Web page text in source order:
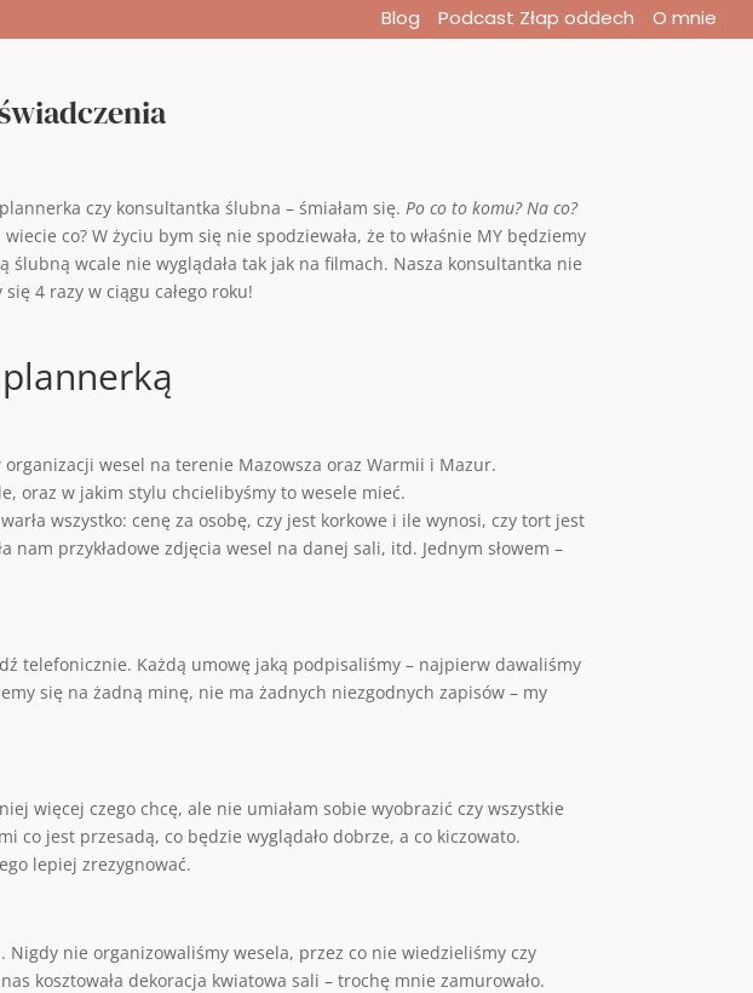
Blog Podcast Złap oddech O mnie
czy konsultantka ślubna – śmiałam się. Po co to komu? Na co?
co? W życiu bym się nie spodziewała, że to właśnie MY będziemy
wcale nie wyglądała tak jak na filmach. Nasza konsultantka nie
4 razy w ciągu całego roku!
organizacji wesel na terenie Mazowsza oraz Warmii i Mazur.
oraz w jakim stylu chcielibyśmy to wesele mieć.
wszystko: cenę za osobę, czy jest korkowe i ile wynosi, czy tort jest
nam przykładowe zdjęcia wesel na danej sali, itd. Jednym słowem –
telefonicznie. Każdą umowę jaką podpisaliśmy – najpierw dawaliśmy
się na żadną minę, nie ma żadnych niezgodnych zapisów – my
więcej czego chcę, ale nie umiałam sobie wyobrazić czy wszystkie
co jest przesadą, co będzie wyglądało dobrze, a co kiczowato.
lepiej zrezygnować.
nie organizowaliśmy wesela, przez co nie wiedzieliśmy czy
kosztowała dekoracja kwiatowa sali – trochę mnie zamurowało.